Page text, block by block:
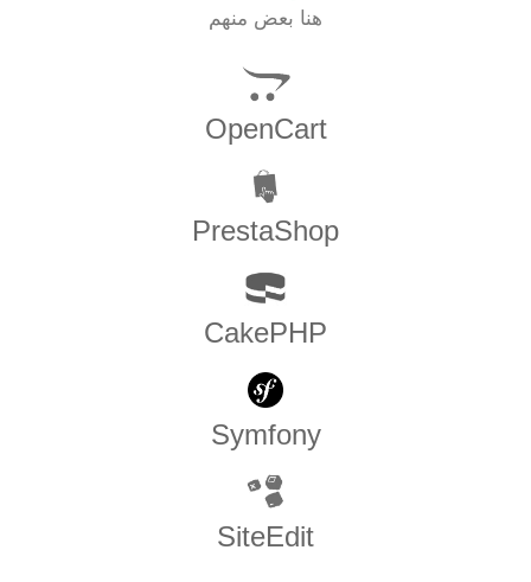
هنا بعض منهم
OpenCart
PrestaShop
CakePHP
Symfony
SiteEdit